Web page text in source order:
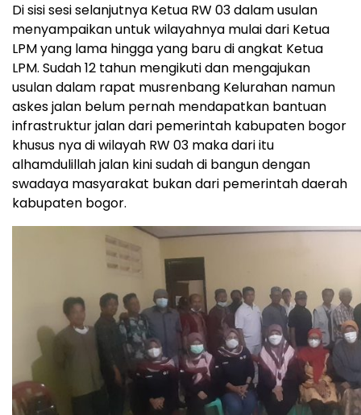
Di sisi sesi selanjutnya Ketua RW 03 dalam usulan
menyampaikan untuk wilayahnya mulai dari Ketua
LPM yang lama hingga yang baru di angkat Ketua
LPM. Sudah 12 tahun mengikuti dan mengajukan
usulan dalam rapat musrenbang Kelurahan namun
askes jalan belum pernah mendapatkan bantuan
infrastruktur jalan dari pemerintah kabupaten bogor
khusus nya di wilayah RW 03 maka dari itu
alhamdulillah jalan kini sudah di bangun dengan
swadaya masyarakat bukan dari pemerintah daerah
kabupaten bogor.